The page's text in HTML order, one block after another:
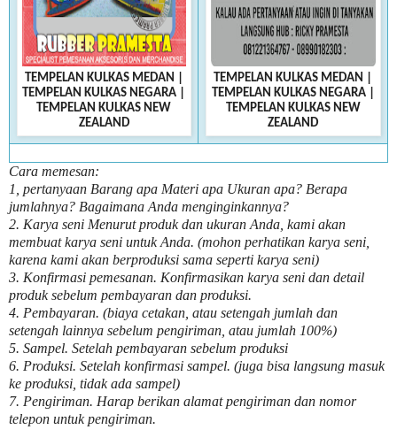
TEMPELAN KULKAS MEDAN
TEMPELAN KULKAS NEGARA
TEMPELAN KULKAS NEW
ZEALAND
TEMPELAN KULKAS MEDAN
TEMPELAN KULKAS NEGARA|
TEMPELAN KULKAS NEW
ZEALAND
Cara memesan:
1, pertanyaan Barang apa Materi apa Ukuran apa? Berapa
jumlahnya? Bagaimana Anda menginginkannya?
2. Karya seni Menurut produk dan ukuran Anda, kami akan
membuat karya seni untuk Anda. (mohon perhatikan karya seni,
karena kami akan berproduksi sama seperti karya seni)
3. Konfirmasi pemesanan. Konfirmasikan karya seni dan detail
produk sebelum pembayaran dan produksi.
4. Pembayaran. (biaya cetakan, atau setengah jumlah dan
setengah lainnya sebelum pengiriman, atau jumlah 100%)
5. Sampel. Setelah pembayaran sebelum produksi
6. Produksi. Setelah konfirmasi sampel. (juga bisa langsung masuk
ke produksi, tidak ada sampel)
7. Pengiriman. Harap berikan alamat pengiriman dan nomor
telepon untuk pengiriman.